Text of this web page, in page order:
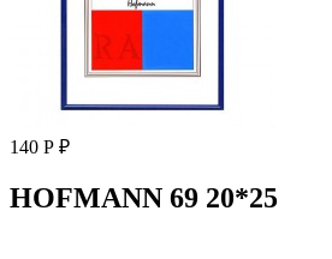
140 Р ₽
HOFMANN 69 20*25